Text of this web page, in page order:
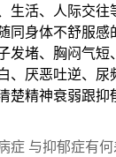
生活、人际交往
同身体不舒服感
发堵、胸闷气
、厌恶吐逆、
楚精神衰弱跟
症 与抑郁症有